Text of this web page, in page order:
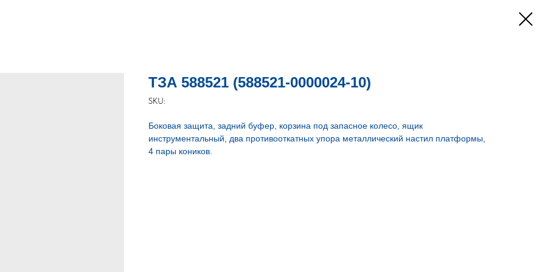
ТЗА 588521 (588521-0000024-10)
SKU:
Боковая защита, задний буфер, корзина под запасное колесо, ящик
инструментальный, два противооткатных упора металлический настил платформы,
4 пары коников.